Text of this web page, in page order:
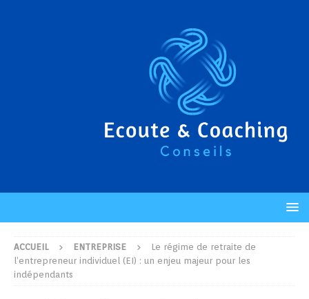
ACCUEIL ENTREPRISE
Le régime de retraite de
l’entrepreneur individuel (EI) : un enjeu majeur pour les
indépendants